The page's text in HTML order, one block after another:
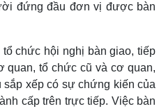
đứng đầu đơn vị được bàn
chức hội nghị bàn giao, tiếp
quan, tổ chức cũ và cơ quan,
xếp có sự chứng kiến của
cấp trên trực tiếp. Việc bàn